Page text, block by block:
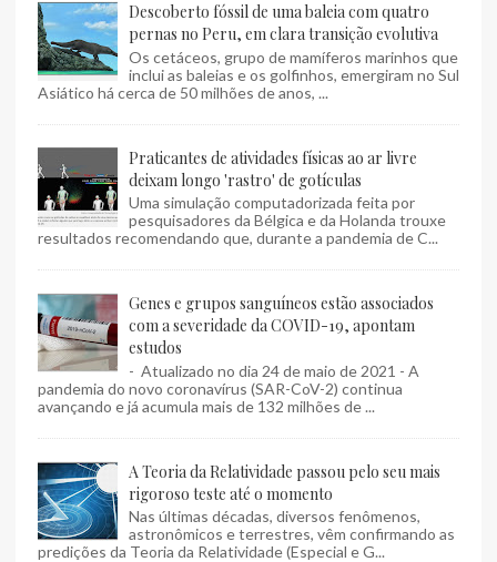
Descoberto fóssil de uma baleia com quatro
pernas no Peru, em clara transição evolutiva
Os cetáceos, grupo de mamíferos marinhos que
inclui as baleias e os golfinhos, emergiram no Sul
Asiático há cerca de 50 milhões de anos, ...
Praticantes de atividades físicas ao ar livre
deixam longo 'rastro' de gotículas
Uma simulação computadorizada feita por
pesquisadores da Bélgica e da Holanda trouxe
resultados recomendando que, durante a pandemia de C...
Genes e grupos sanguíneos estão associados
com a severidade da COVID-19, apontam
estudos
- Atualizado no dia 24 de maio de 2021 - A
pandemia do novo coronavírus (SAR-CoV-2) continua
avançando e já acumula mais de 132 milhões de ...
A Teoria da Relatividade passou pelo seu mais
rigoroso teste até o momento
Nas últimas décadas, diversos fenômenos,
astronômicos e terrestres, vêm confirmando as
predições da Teoria da Relatividade (Especial e G...